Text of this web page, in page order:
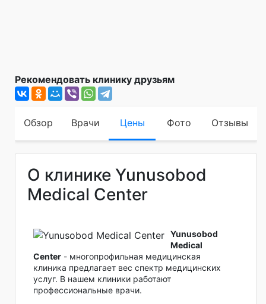
Рекомендовать клинику друзьям
Обзор Врачи Цены Фото Отзывы
О клинике Yunusobod
Medical Center
Yunusobod
Medical
Center - многопрофильная медицинская
клиника предлагает вес спектр медицинских
услуг. В нашем клиники работают
профессиональные врачи.